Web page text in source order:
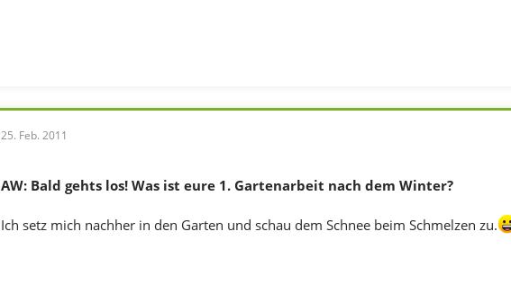
25. Feb. 2011
AW: Bald gehts los! Was ist eure 1. Gartenarbeit nach dem Winter?
Ich setz mich nachher in den Garten und schau dem Schnee beim Schmelzen zu.